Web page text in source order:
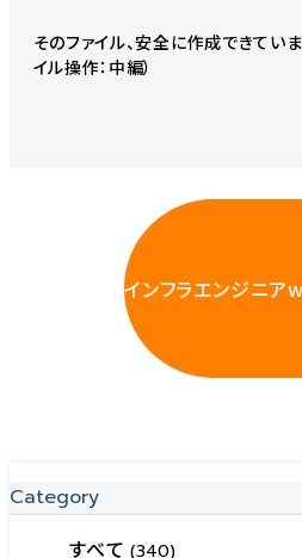
そのファイル、安全に作成できてい
イル操作：中編）
インフラエンジニア
Category
すべて(340)